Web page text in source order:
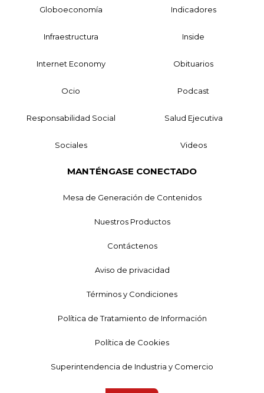
Globoeconomía Indicadores
Infraestructura Inside
Internet Economy Obituarios
Ocio Podcast
Responsabilidad Social Salud Ejecutiva
Sociales Videos
MANTÉNGASE CONECTADO
Mesa de Generación de Contenidos
Nuestros Productos
Contáctenos
Aviso de privacidad
Términos y Condiciones
Política de Tratamiento de Información
Política de Cookies
Superintendencia de Industria y Comercio